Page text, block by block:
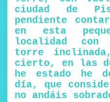
ciudad de
pendiente
en esta
localidad con
torre
cierto, en las
he estado he
día, que
no andáis